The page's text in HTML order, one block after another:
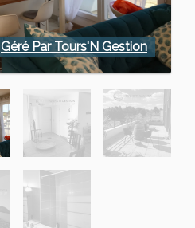
Géré Par Tours'N Gestion